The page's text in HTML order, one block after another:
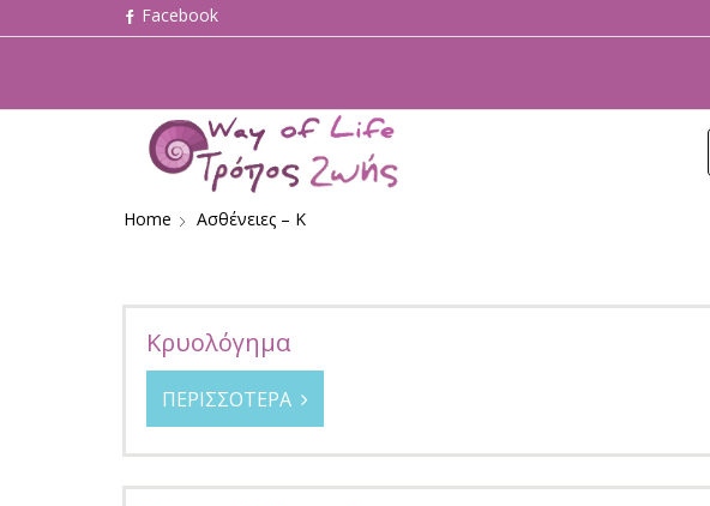
Home Ασθένειες – Κ
Κρυολόγημα
ΠΕΡΙΣΣΟΤΕΡΑ